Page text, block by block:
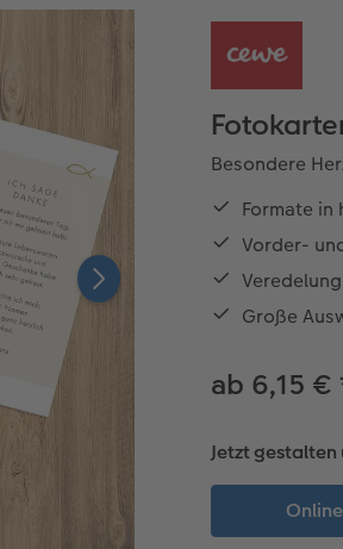
Besondere
Formate
Vorder-
Große
ab 6,15 €
Jetzt